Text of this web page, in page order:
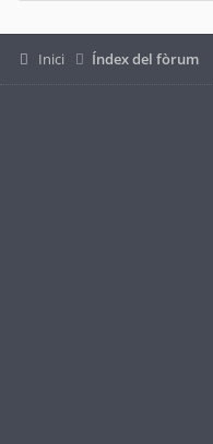
Inici Índex del fòrum